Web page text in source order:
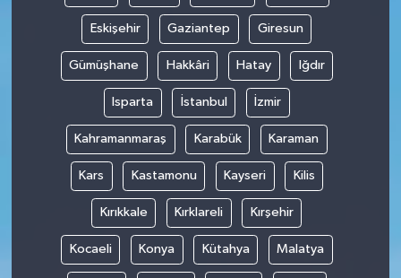
Eskişehir Gaziantep Giresun
Gümüşhane Hakkâri Hatay Iğdır
Isparta İstanbul İzmir
Kahramanmaraş Karabük Karaman
Kars Kastamonu Kayseri Kilis
Kırıkkale Kırklareli Kırşehir
Kocaeli Konya Kütahya Malatya